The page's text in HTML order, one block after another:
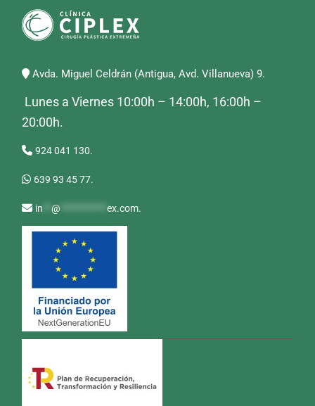
Avda. Miguel Celdrán (Antigua, Avd. Villanueva) 9.
Lunes a Viernes 10:00h – 14:00h, 16:00h –
20:00h.
924 041 130.
639 93 45 77.
in **@ ***********ex.com.